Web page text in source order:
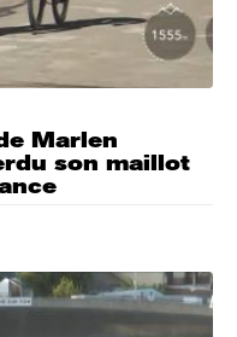
Marlen
son maillot